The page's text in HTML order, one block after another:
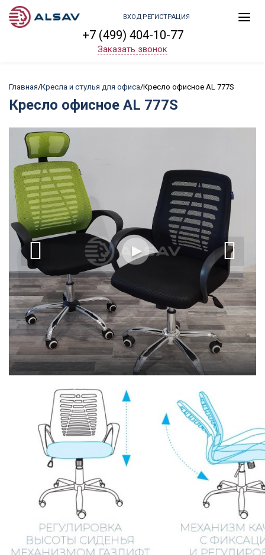
+7 (499) 404-10-77
Заказать звонок
ВХОД РЕГИСТРАЦИЯ
Главная/Кресла и стулья для офиса/Кресло офисное AL 777S
Кресло офисное AL 777S